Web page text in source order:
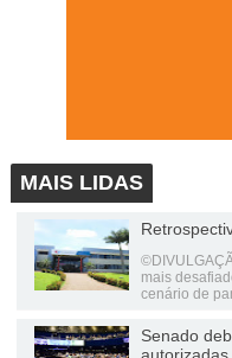
MAIS LIDAS
mais
cenário de
Senado